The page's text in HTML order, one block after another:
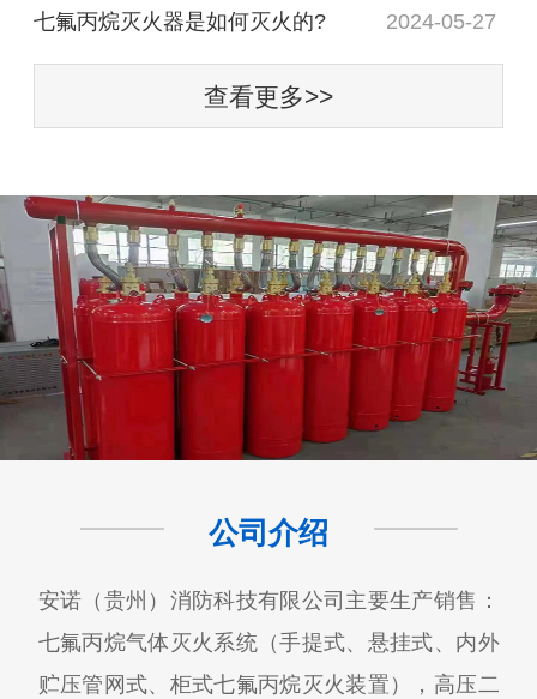
七氟丙烷灭火器是如何灭火的? 2024-05-27
查看更多>>
公司介绍
安诺（贵州）消防科技有限公司主要生产销售：
七氟丙烷气体灭火系统（手提式、悬挂式、内外
贮压管网式、柜式七氟丙烷灭火装置），高压二